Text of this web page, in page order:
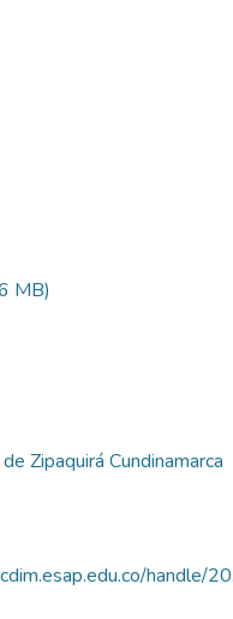
MB)
Zipaquirá Cundinamarca
handle/